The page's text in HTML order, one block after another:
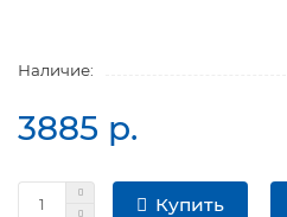
Наличие:
3885 р.
Купить